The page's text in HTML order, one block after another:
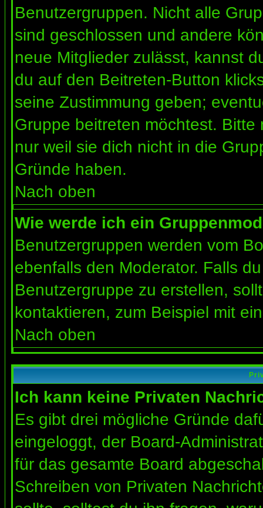
Benutzergruppen. Nicht alle
sind geschlossen und andere
neue Mitglieder zulässt, kannst
du auf den Beitreten-Button
seine Zustimmung geben;
Gruppe beitreten möchtest.
nur weil sie dich nicht in die
Gründe haben.
Nach oben
Wie werde ich ein
Benutzergruppen werden vom
ebenfalls den Moderator. Falls
Benutzergruppe zu erstellen,
kontaktieren, zum Beispiel mit
Nach oben
Ich kann keine Privaten
Es gibt drei mögliche Gründe
eingeloggt, der Board-
für das gesamte Board
Schreiben von Privaten